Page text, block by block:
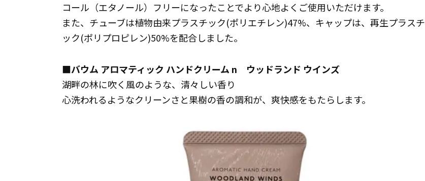
コール（エタノール）フリーになったことでより心地よくご使用いただけます。
また、チューブは植物由来プラスチック(ポリエチレン)47%、キャップは、再生プラスチ
ック(ポリプロピレン)50%を配合しました。
■バウム アロマティック ハンドクリーム n ウッドランド ウインズ
湖畔の林に吹く風のような、清々しい香り
心洗われるようなクリーンさと果樹の香の調和が、爽快感をもたらします。